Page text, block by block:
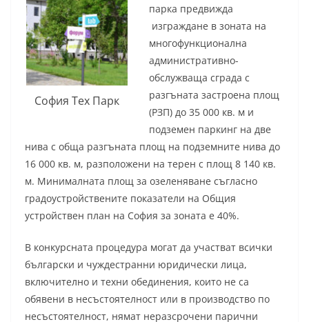
София Тех Парк
парка предвижда
изграждане в зоната на
многофункционална
административно-
обслужваща сграда с
разгъната застроена площ
(РЗП) до 35 000 кв. м и
подземен паркинг на две
нива с обща разгъната площ на подземните нива до
16 000 кв. м, разположени на терен с площ 8 140 кв.
м. Минималната площ за озеленяване съгласно
градоустройствените показатели на Общия
устройствен план на София за зоната е 40%.
В конкурсната процедура могат да участват всички
български и чуждестранни юридически лица,
включително и техни обединения, които не са
обявени в несъстоятелност или в производство по
несъстоятелност, нямат неразсрочени парични